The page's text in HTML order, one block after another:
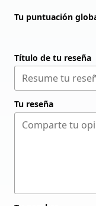
Tu puntuación
Título de tu reseña
Tu reseña